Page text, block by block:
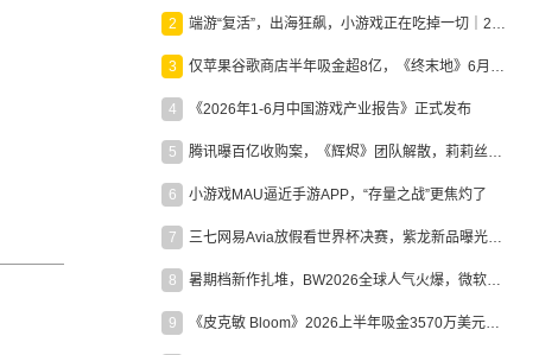
2 端游“复活”，出海狂飙，小游戏正在吃掉一切｜2026上半年产业报告
3 仅苹果谷歌商店半年吸金超8亿，《终末地》6月份收入显著回暖
4 《2026年1-6月中国游戏产业报告》正式发布
5 腾讯曝百亿收购案，《辉烬》团队解散，莉莉丝新作曝光｜陀螺周报
6 小游戏MAU逼近手游APP，“存量之战”更焦灼了
7 三七网易Avia放假看世界杯决赛，紫龙新品曝光，米哈游新作上线 | 陀螺周报
8 暑期档新作扎堆，BW2026全球人气火爆，微软XBOX大裁员|陀螺周报
9 《皮克敏 Bloom》2026上半年吸金3570万美元，中国台湾成最大市场